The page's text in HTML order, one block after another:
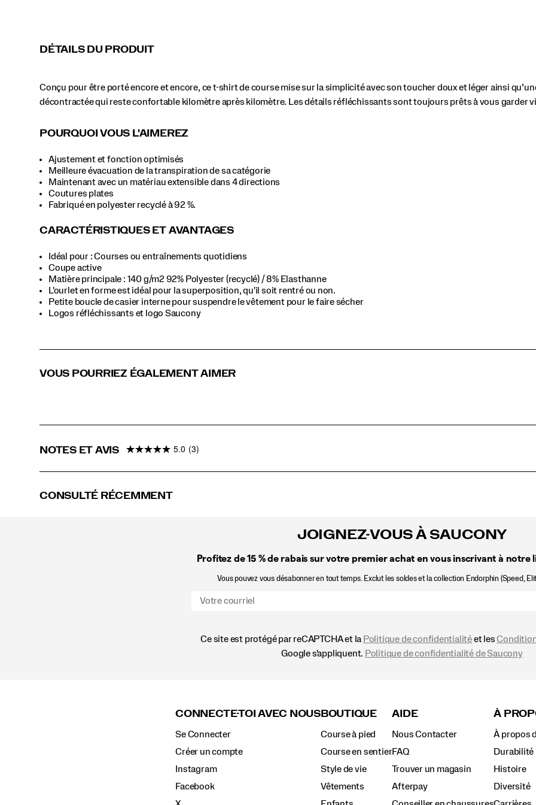
visible.
</p>
DÉTAILS DU PRODUIT
Conçu pour être porté encore et encore, ce t-shirt de course mise sur la simplicité avec son toucher doux et léger ainsi
décontractée qui reste confortable kilomètre après kilomètre. Les détails réfléchissants sont toujours prêts à vous garder
POURQUOI VOUS L'AIMEREZ
Ajustement et fonction optimisés
Meilleure évacuation de la transpiration de sa catégorie
Maintenant avec un matériau extensible dans 4 directions
Coutures plates
Fabriqué en polyester recyclé à 92 %.
CARACTÉRISTIQUES ET AVANTAGES
Idéal pour : Courses ou entraînements quotidiens
Coupe active
Matière principale : 140 g/m2 92% Polyester (recyclé) / 8% Elasthanne
L'ourlet en forme est idéal pour la superposition, qu'il soit rentré ou non.
Petite boucle de casier interne pour suspendre le vêtement pour le faire sécher
Logos réfléchissants et logo Saucony
VOUS POURRIEZ ÉGALEMENT AIMER
NOTES ET AVIS 5.0 (3)
CONSULTÉ RÉCEMMENT
JOIGNEZ-VOUS À SAUCONY
Profitez de 15 %de rabais sur votre premier achat en vous inscrivant à notre
Vous pouvez vous désabonner en tout temps. Exclut les soldes et la collection Endorphin (Speed,
Ce site est protégé par reCAPTCHA et la Politique de confidentialitéet les
Google s'appliquent. Politique de confidentialité de Saucony
CONNECTE-TOI AVEC NOUS
Se Connecter
Créer un compte
Instagram
Facebook
BOUTIQUE
Course à pied
Course en sentier
Style de vie
Vêtements
AIDE
Nous Contacter
FAQ
Trouver un magasin
Afterpay
À
À propos
Durabilité
Histoire
Diversité